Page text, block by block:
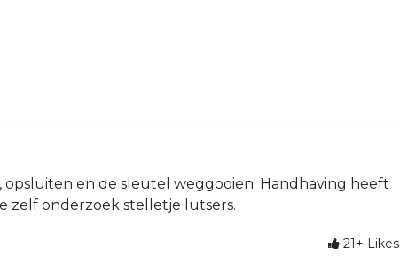
opsluiten en de sleutel weggooien. Handhaving heeft
zelf onderzoek stelletje lutsers.
21+ Likes